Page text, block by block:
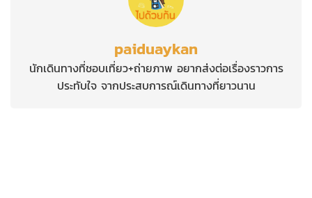
paiduaykan
นักเดินทางที่ชอบเที่ยว+ถ่ายภาพ อยากส่งต่อเรื่องราวการ
ประทับใจ จากประสบการณ์เดินทางที่ยาวนาน